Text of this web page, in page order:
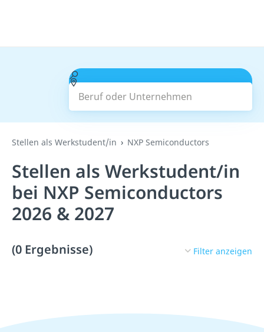
Beruf oder Unternehmen
Suchen
Stellen als Werkstudent/in NXP Semiconductors
Stellen als Werkstudent/in
bei NXP Semiconductors
2026 & 2027
(0 Ergebnisse) Filter anzeigen